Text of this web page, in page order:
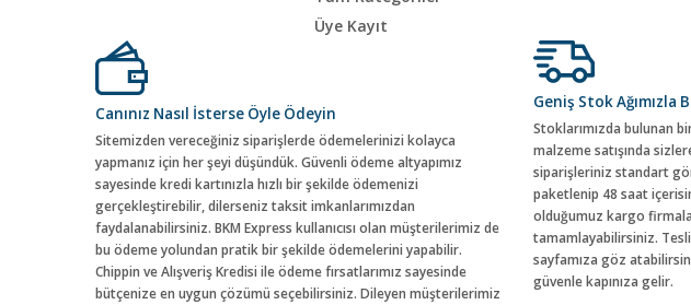
Üye Kayıt
Canınız Nasıl İsterse Öyle Ödeyin
Sitemizden vereceğiniz siparişlerde ödemelerinizi kolayca
yapmanız için her şeyi düşündük. Güvenli ödeme altyapımız
sayesinde kredi kartınızla hızlı bir şekilde ödemenizi
gerçekleştirebilir, dilerseniz taksit imkanlarımızdan
faydalanabilirsiniz. BKM Express kullanıcısı olan müşterilerimiz de
bu ödeme yolundan pratik bir şekilde ödemelerini yapabilir.
Chippin ve Alışveriş Kredisi ile ödeme fırsatlarımız sayesinde
bütçenize en uygun çözümü seçebilirsiniz. Dileyen müşterilerimiz
Geniş Stok Ağımızla
Stoklarımızda bulunan
malzeme satışında
siparişleriniz standart
paketlenip 48 saat
olduğumuz kargo
tamamlayabilirsiniz.
sayfamıza göz
güvenle kapınıza gelir.